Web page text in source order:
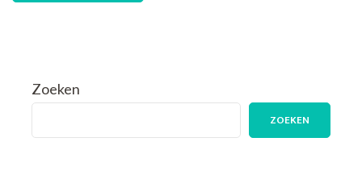
Zoeken
ZOEKEN